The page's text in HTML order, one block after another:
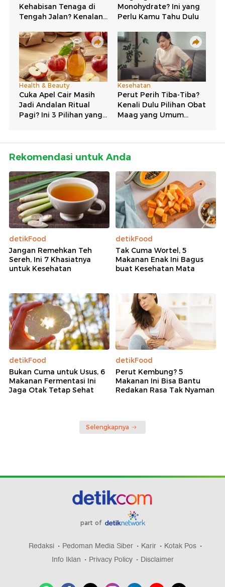
Rekomendasi untuk Anda
detikFood
Jangan Remehkan Teh
Sereh, Ini 7 Khasiatnya
untuk Kesehatan
detikFood
Tak Cuma Wortel, 5
Makanan Enak Ini Bagus
buat Kesehatan Mata
detikFood
Bukan Cuma untuk Usus, 6
Makanan Fermentasi Ini
Jaga Otak Tetap Sehat
detikFood
Perut Kembung? 5
Makanan Ini Bisa Bantu
Redakan Rasa Tak Nyaman
Selengkapnya
part of
Redaksi Pedoman Media Siber Karir
Kotak Pos
Info Iklan
Privacy Policy Disclaimer